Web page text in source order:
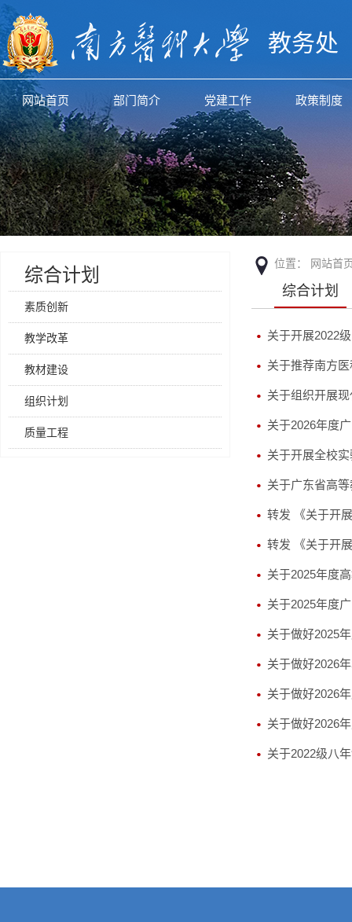
教务处
网站首页 部门简介 党建工作 政策制度
综合计划
素质创新
教学改革
教材建设
组织计划
质量工程
位置： 网站首
综合计划
关于开展2022
关于推荐南方
关于组织开展
关于2026年度
关于开展全校
关于广东省高
转发 《关于开
转发 《关于开
关于2025年度
关于2025年度
关于做好2025
关于做好2026
关于做好2026
关于做好2026
关于2022级八